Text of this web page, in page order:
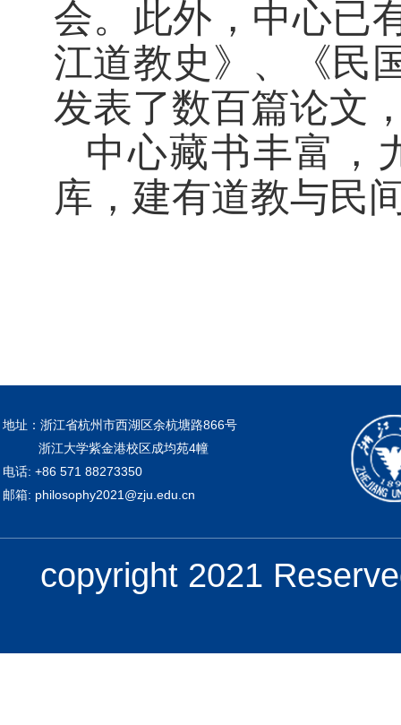
会。此外，中心已
江道教史》、《民
发表了数百篇论文
中心藏书丰富，
库，建有道教与民
地址：浙江省杭州市西湖区余杭塘路866号
浙江大学紫金港校区成均苑4幢
电话: +86 571 88273350
邮箱: philosophy2021@zju.edu.cn
copyright 2021